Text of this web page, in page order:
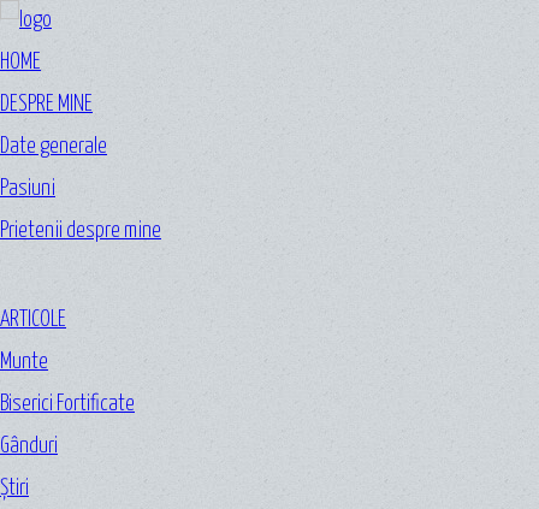
HOME
DESPRE MINE
Date generale
Pasiuni
Prietenii despre mine
ARTICOLE
Munte
Biserici Fortificate
Gânduri
Ştiri